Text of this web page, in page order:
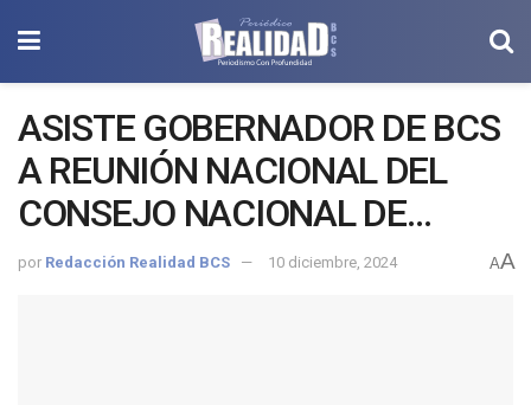
ASISTE GOBERNADOR DE BCS
A REUNIÓN NACIONAL DEL
CONSEJO NACIONAL DE
SEGURIDAD PÚBLICA
por Redacción Realidad BCS 10 diciembre, 2024 AA